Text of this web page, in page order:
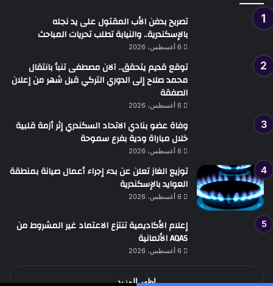
تصريح بدفن الأب المقتول على يد نجله
بالإسكندرية.. والنيابة تطلب تحريات المباحث
6 أغسطس، 2026
توقع قديم يتحقق.. آلان مصطفى تنبأ بانتقال
محمد صلاح إلى الدوري التركي قبل شهر من إعلان
الصفقة
6 أغسطس، 2026
وفاة عضو بنادي الاتحاد السكندري إثر أزمة قلبية
خلال مباراة ودية بفرع سموحة
6 أغسطس، 2026
توزيع الغاز تعلن عن بدء إجراء أعمال صيانة بمنطقة
العوايد بالإسكندرية
6 أغسطس، 2026
إعلام الأكاديمية تنتزع الاعتماد غير المشروط من
AQAS الألمانية
6 أغسطس، 2026
اظهر المزيد